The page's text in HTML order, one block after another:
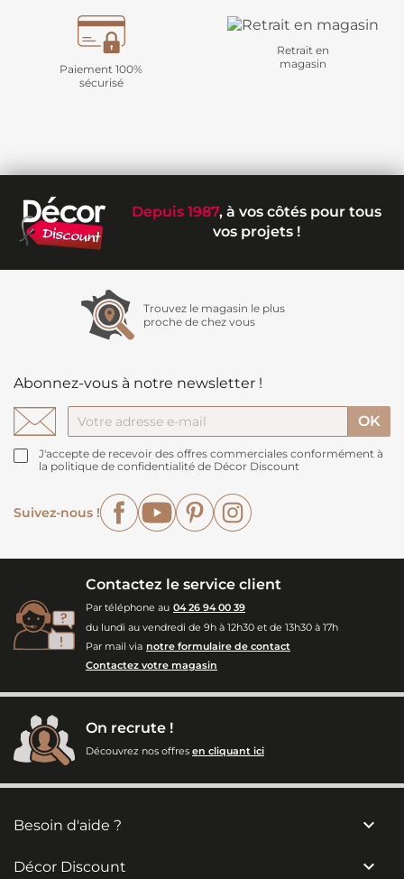
Paiement 100%
sécurisé
Retrait en
magasin
Depuis 1987, à vos côtés pour tous
vos projets !
Trouvez le magasin le plus
proche de chez vous
Abonnez-vous à notre newsletter !
J'accepte de recevoir des offres commerciales conformément à
la politique de confidentialité de Décor Discount
Suivez-nous !
FacebookYouTubePinterest
Contactez le service client
Par téléphone au 04 26 94 00 39
du lundi au vendredi de 9h à 12h30 et de 13h30 à 17h
Par mail via notre formulaire de contact
Contactez votre magasin
On recrute !
Découvrez nos offres en cliquant ici
Besoin d'aide ? 
Décor Discount 